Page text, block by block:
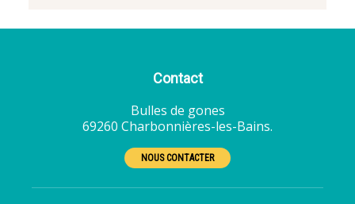
Contact
Bulles de gones
69260 Charbonnières-les-Bains.
NOUS CONTACTER